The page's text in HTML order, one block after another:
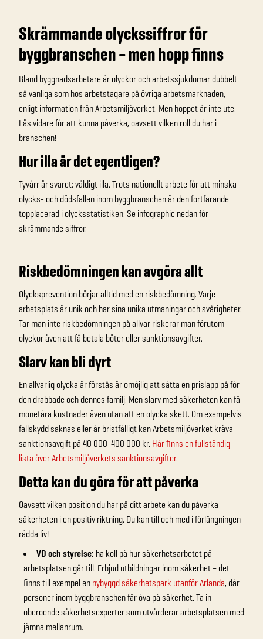
Skrämmande olyckssiffror för
byggbranschen – men hopp finns
Bland byggnadsarbetare är olyckor och arbetssjukdomar dubbelt
så vanliga som hos arbetstagare på övriga arbetsmarknaden,
enligt information från Arbetsmiljöverket. Men hoppet är inte ute.
Läs vidare för att kunna påverka, oavsett vilken roll du har i
branschen!
Hur illa är det egentligen?
Tyvärr är svaret: väldigt illa. Trots nationellt arbete för att minska
olycks- och dödsfallen inom byggbranschen är den fortfarande
topplacerad i olycksstatistiken. Se infographic nedan för
skrämmande siffror.
Riskbedömningen kan avgöra allt
Olycksprevention börjar alltid med en riskbedömning. Varje
arbetsplats är unik och har sina unika utmaningar och svårigheter.
Tar man inte riskbedömningen på allvar riskerar man förutom
olyckor även att få betala böter eller sanktionsavgifter.
Slarv kan bli dyrt
En allvarlig olycka är förstås är omöjlig att sätta en prislapp på för
den drabbade och dennes familj. Men slarv med säkerheten kan få
monetära kostnader även utan att en olycka skett. Om exempelvis
fallskydd saknas eller är bristfälligt kan Arbetsmiljöverket kräva
sanktionsavgift på 40 000-400 000 kr. Här finns en fullständig
lista över Arbetsmiljöverkets sanktionsavgifter.
Detta kan du göra för att påverka
Oavsett vilken position du har på ditt arbete kan du påverka
säkerheten i en positiv riktning. Du kan till och med i förlängningen
rädda liv!
VD och styrelse: ha koll på hur säkerhetsarbetet på
arbetsplatsen går till. Erbjud utbildningar inom säkerhet – det
finns till exempel ennybyggd säkerhetspark utanför Arlanda, där
personer inom byggbranschen får öva på säkerhet. Ta in
oberoende säkerhetsexperter som utvärderar arbetsplatsen med
jämna mellanrum.